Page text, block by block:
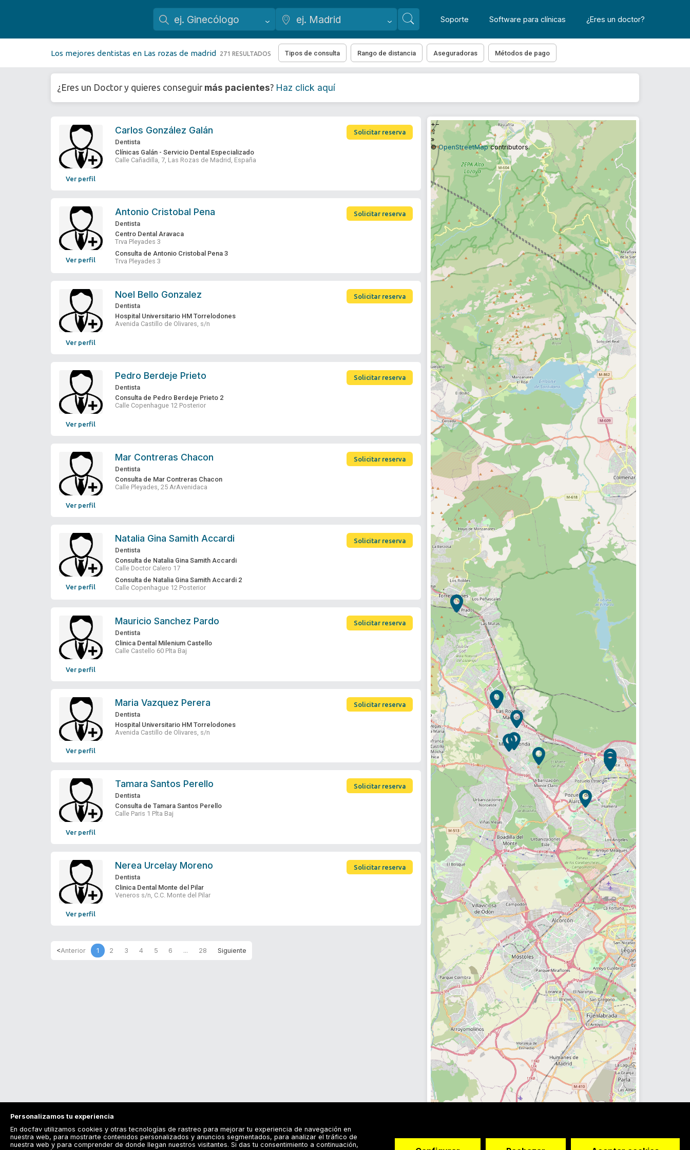
Soporte Software para clínicas ¿Eres un doctor?
Los mejores dentistas en Las rozas de madrid 271 RESULTADOS Tipos de consulta Rango de distancia Aseguradoras Métodos de pago
¿Eres un Doctor y quieres conseguir más pacientes? Haz click aquí
Ver perfil
Carlos González Galán Solicitar reserva
Dentista
Clínicas Galán - Servicio Dental Especializado
Calle Cañadilla, 7, Las Rozas de Madrid, España
Ver perfil
Antonio Cristobal Pena Solicitar reserva
Dentista
Centro Dental Aravaca
Trva Pleyades 3
Consulta de Antonio Cristobal Pena 3
Trva Pleyades 3
Ver perfil
Noel Bello Gonzalez Solicitar reserva
Dentista
Hospital Universitario HM Torrelodones
Avenida Castillo de Olivares, s/n
Ver perfil
Pedro Berdeje Prieto Solicitar reserva
Dentista
Consulta de Pedro Berdeje Prieto 2
Calle Copenhague 12 Posterior
Ver perfil
Mar Contreras Chacon Solicitar reserva
Dentista
Consulta de Mar Contreras Chacon
Calle Pleyades, 25 ArAvenidaca
Ver perfil
Natalia Gina Samith Accardi Solicitar reserva
Dentista
Consulta de Natalia Gina Samith Accardi
Calle Doctor Calero 17
Consulta de Natalia Gina Samith Accardi 2
Calle Copenhague 12 Posterior
Ver perfil
Mauricio Sanchez Pardo Solicitar reserva
Dentista
Clinica Dental Milenium Castello
Calle Castello 60 Plta Baj
Ver perfil
Maria Vazquez Perera Solicitar reserva
Dentista
Hospital Universitario HM Torrelodones
Avenida Castillo de Olivares, s/n
Ver perfil
Tamara Santos Perello Solicitar reserva
Dentista
Consulta de Tamara Santos Perello
Calle Paris 1 Plta Baj
Ver perfil
Nerea Urcelay Moreno Solicitar reserva
Dentista
Clinica Dental Monte del Pilar
Veneros s/n, C.C. Monte del Pilar
1 2 3 4 5 6 ... 28
+−
⇧
»
©OpenStreetMapcontributors.
Personalizamos tu experiencia
En docfav utilizamos cookies y otras tecnologías de rastreo para mejorar tu experiencia de navegación en
nuestra web, para mostrarte contenidos personalizados y anuncios segmentados, para analizar el tráfico de
nuestra web y para comprender de donde llegan nuestros visitantes. Si das tu consentimiento a continuación,